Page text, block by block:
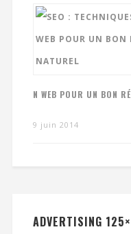
N WEB POUR UN BON
9 juin 2014
ADVERTISING